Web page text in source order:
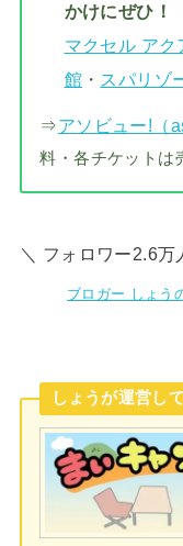
かけにぜひ！
マクセル アク
館 ・ スパリゾ
⇒アソビュー!（
料・各チケットは
＼ フォロワー2.6万
ブロガー しょう
しょうが運営し